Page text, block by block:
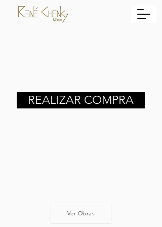
REALIZAR COMPRA
Ver Obras